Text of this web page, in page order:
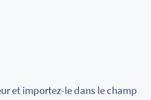
et importez-le dans le champ